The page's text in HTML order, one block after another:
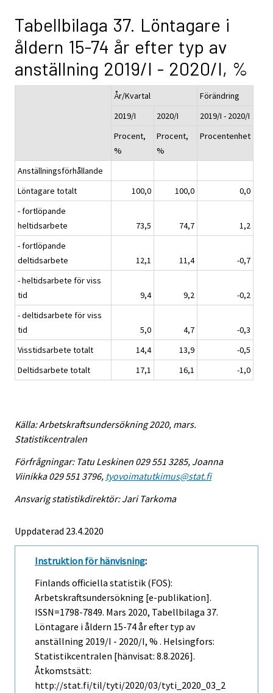
Tabellbilaga 37. Löntagare i
åldern 15-74 år efter typ av
anställning 2019/I - 2020/I, %
År/Kvartal
Förändring
2019/I
2020/I
2019/I - 2020/I
Procent,
%
Procent,
%
Procentenhet
Anställningsförhållande
Löntagare totalt
100,0 100,0
0,0
- fortlöpande
heltidsarbete
73,5 74,7
1,2
- fortlöpande
deltidsarbete
12,1 11,4
-0,7
- heltidsarbete för viss
tid
9,4 9,2
-0,2
- deltidsarbete för viss
tid
5,0 4,7
-0,3
Visstidsarbete totalt
14,4 13,9
-0,5
Deltidsarbete totalt
17,1 16,1 -1,0
Källa: Arbetskraftsundersökning 2020, mars.
Statistikcentralen
Förfrågningar: Tatu Leskinen 029 551 3285, Joanna
Viinikka 029 551 3796, tyovoimatutkimus@stat.fi
Ansvarig statistikdirektör: Jari Tarkoma
Uppdaterad 23.4.2020
Instruktion för hänvisning:
Finlands officiella statistik (FOS):
Arbetskraftsundersökning [e-publikation].
ISSN=1798-7849. Mars 2020, Tabellbilaga 37.
Löntagare i åldern 15-74 år efter typ av
anställning 2019/I - 2020/I, % . Helsingfors:
Statistikcentralen [hänvisat: 8.8.2026].
Åtkomstsätt:
http://stat.fi/til/tyti/2020/03/tyti_2020_03_2